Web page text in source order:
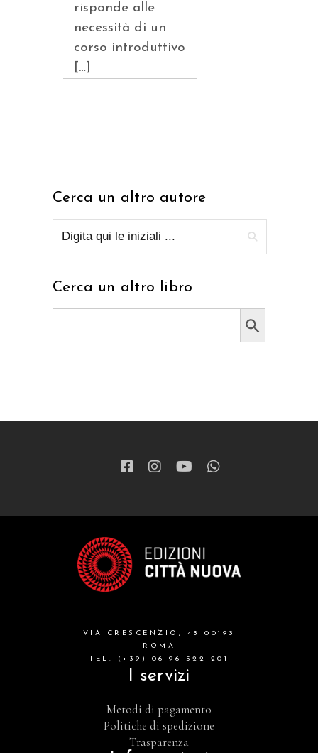
risponde alle
necessità di un
corso introduttivo
[…]
Cerca un altro autore
Cerca un altro libro
Search Button
VIA CRESCENZIO, 43 00193
ROMA
TEL. (+39) 06 96 522 201
I servizi
Metodi di pagamento
Politiche di spedizione
Trasparenza